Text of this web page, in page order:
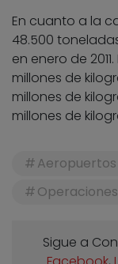
En cuanto a la
48.500
en enero de
millones de
millones de
millones de
Aeropuertos
Operaciones
Sigue a